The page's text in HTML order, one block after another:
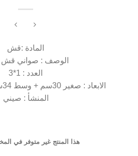
المادة :قش
الوصف : صواني قش
العدد : 1*3
الابعاد : صغير 30سم + وسط 34سم + كبير 37سم
المنشأ : صيني
هذا المنتج غير متوفر في